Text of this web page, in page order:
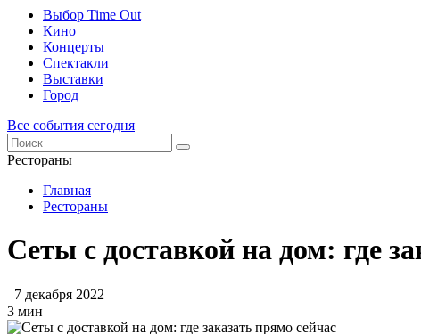
Выбор Time Out
Кино
Концерты
Спектакли
Выставки
Город
Все события сегодня
Рестораны
Главная
Рестораны
Сеты с доставкой на дом: где
7 декабря 2022
3 мин